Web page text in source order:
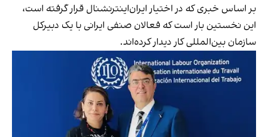
بر اساس خبری که در اختیار ایران‌اینترنشنال قرار گرفته است،
این نخستین بار است که فعالان صنفی ایرانی با یک دبیرکل
سازمان بین‌المللی کار دیدار کرده‌اند.